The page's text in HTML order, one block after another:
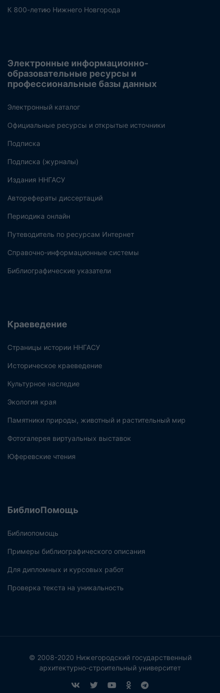
К 800-летию Нижнего Новгорода
Электронные информационно-
образовательные ресурсы и
профессиональные базы данных
Электронный каталог
Официальные ресурсы и открытые источники
Подписка
Подписка (журналы)
Издания ННГАСУ
Авторефераты диссертаций
Периодика онлайн
Путеводитель по ресурсам Интернет
Справочно-информационные системы
Библиографические указатели
Краеведение
Страницы истории ННГАСУ
Историческое краеведение
Культурное наследие
Экология края
Памятники природы, животный и растительный мир
Фотогалерея виртуальных выставок
Юферевские чтения
БиблиоПомощь
Библиопомощь
Примеры библиографического описания
Для дипломных и курсовых работ
Проверка текста на уникальность
© 2008-2020 Нижегородский государственный
архитектурно-строительный университет